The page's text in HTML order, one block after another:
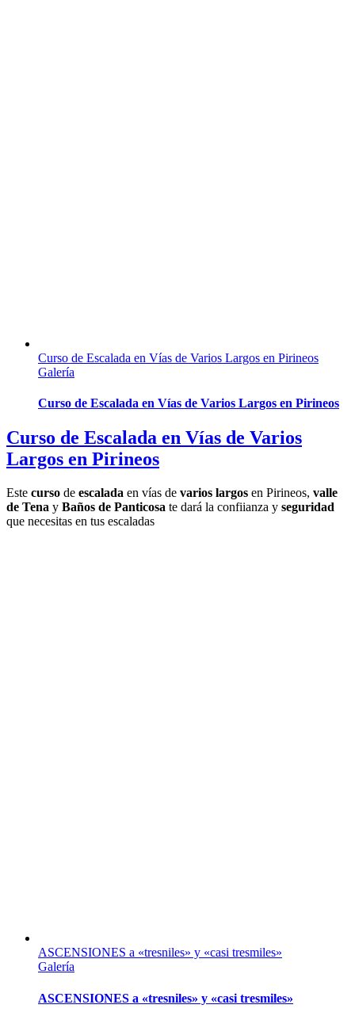
Curso de Escalada en Vías de Varios Largos en Pirineos
Galería
Curso de Escalada en Vías de Varios Largos en Pirineos
Curso de Escalada en Vías de Varios
Largos en Pirineos
Este curso de escalada en vías de varios largos en Pirineos, valle
de Tena y Baños de Panticosa te dará la confiianza y seguridad
que necesitas en tus escaladas
ASCENSIONES a «tresniles» y «casi tresmiles»
Galería
ASCENSIONES a «tresniles» y «casi tresmiles»